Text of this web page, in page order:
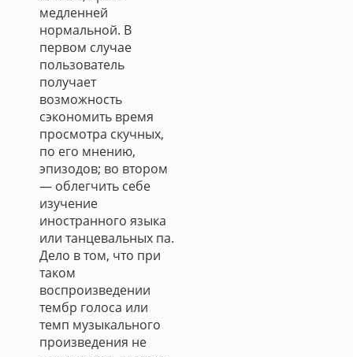
медленней
нормальной. В
первом случае
пользователь
получает
возможность
сэкономить время
просмотра скучных,
по его мнению,
эпизодов; во втором
— облегчить себе
изучение
иностранного языка
или танцевальных па.
Дело в том, что при
таком
воспроизведении
тембр голоса или
темп музыкального
произведения не